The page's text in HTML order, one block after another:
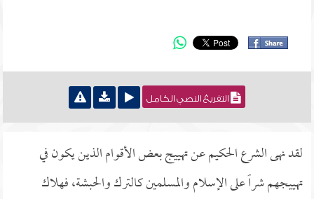
التفريغ النصي الكامل
لقد نهى الشرع الحكيم عن تهييج بعض الأقوام الذين يكون في
تهييجهم شراً على الإسلام والمسلمين كالترك والحبشة، فهلاك